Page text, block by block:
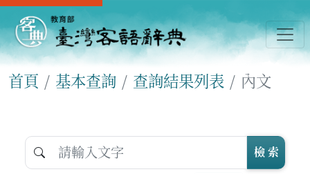
首頁 基本查詢 查詢結果列表 內文
檢 索